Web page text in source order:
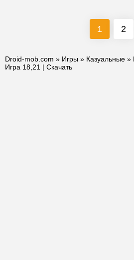
1 2
Droid-mob.com » Игры » Казуальные »
Игра 18,21 | Скачать